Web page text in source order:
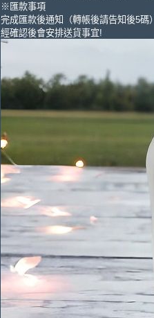
※匯款事項
完成匯款後通知（轉帳後請告知後5碼）
經確認後會安排送貨事宜!